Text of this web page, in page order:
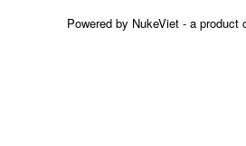
Powered by NukeViet - a product